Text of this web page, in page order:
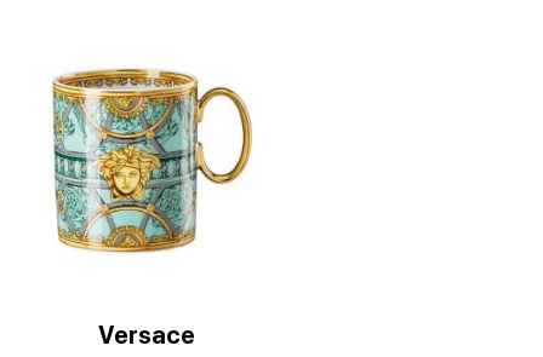
Versace